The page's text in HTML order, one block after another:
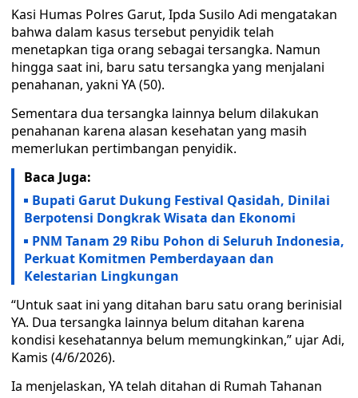
Kasi Humas Polres Garut, Ipda Susilo Adi mengatakan
bahwa dalam kasus tersebut penyidik telah
menetapkan tiga orang sebagai tersangka. Namun
hingga saat ini, baru satu tersangka yang menjalani
penahanan, yakni YA (50).
Sementara dua tersangka lainnya belum dilakukan
penahanan karena alasan kesehatan yang masih
memerlukan pertimbangan penyidik.
Baca Juga:
Bupati Garut Dukung Festival Qasidah, Dinilai
Berpotensi Dongkrak Wisata dan Ekonomi
PNM Tanam 29 Ribu Pohon di Seluruh Indonesia,
Perkuat Komitmen Pemberdayaan dan
Kelestarian Lingkungan
“Untuk saat ini yang ditahan baru satu orang berinisial
YA. Dua tersangka lainnya belum ditahan karena
kondisi kesehatannya belum memungkinkan,” ujar Adi,
Kamis (4/6/2026).
Ia menjelaskan, YA telah ditahan di Rumah Tahanan